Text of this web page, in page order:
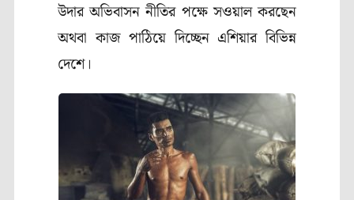
উদার অভিবাসন নীতির পক্ষে সওয়াল করছেন
অথবা কাজ পাঠিয়ে দিচ্ছেন এশিয়ার বিভিন্ন
দেশে।